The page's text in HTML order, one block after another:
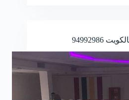
متميز
href=”tel:94992986″>94992986
94992986